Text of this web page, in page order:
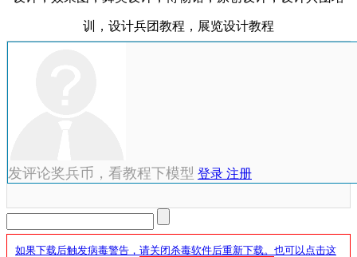
训，设计兵团教程，展览设计教程
发评论奖兵币，看教程下模型 登录 注册
如果下载后触发病毒警告， 请关闭杀毒软件后重新下载。 也可以点击这